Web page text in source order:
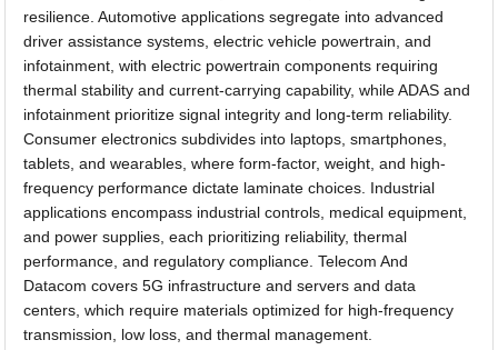
resilience. Automotive applications segregate into advanced
driver assistance systems, electric vehicle powertrain, and
infotainment, with electric powertrain components requiring
thermal stability and current-carrying capability, while ADAS and
infotainment prioritize signal integrity and long-term reliability.
Consumer electronics subdivides into laptops, smartphones,
tablets, and wearables, where form-factor, weight, and high-
frequency performance dictate laminate choices. Industrial
applications encompass industrial controls, medical equipment,
and power supplies, each prioritizing reliability, thermal
performance, and regulatory compliance. Telecom And
Datacom covers 5G infrastructure and servers and data
centers, which require materials optimized for high-frequency
transmission, low loss, and thermal management.